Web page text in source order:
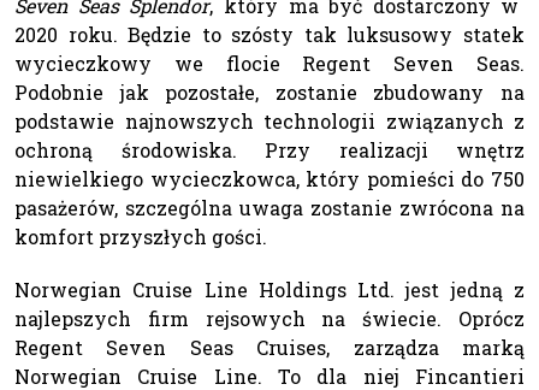
2020 roku. Będzie to szósty tak luksusowy statek
wycieczkowy we flocie Regent Seven Seas.
Podobnie jak pozostałe, zostanie zbudowany na
podstawie najnowszych technologii związanych z
ochroną środowiska. Przy realizacji wnętrz
niewielkiego wycieczkowca, który pomieści do 750
pasażerów, szczególna uwaga zostanie zwrócona na
komfort przyszłych gości.
Norwegian Cruise Line Holdings Ltd. jest jedną z
najlepszych firm rejsowych na świecie. Oprócz
Regent Seven Seas Cruises, zarządza marką
Norwegian Cruise Line. To dla niej Fincantieri